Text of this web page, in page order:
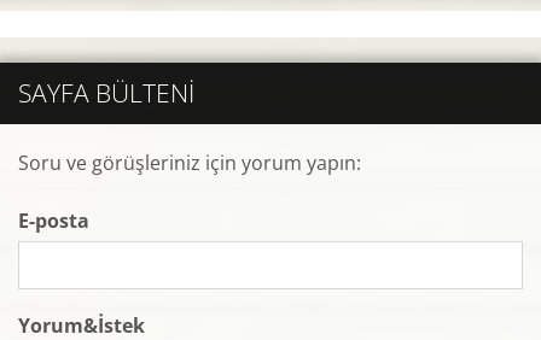
SAYFA BÜLTENI
Soru ve görüşleriniz için yorum yapın:
E-posta
Yorum&İstek